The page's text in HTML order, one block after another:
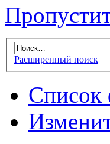
Расширенный поиск
Список